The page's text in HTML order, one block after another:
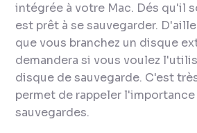
intégrée à votre Mac. Dés qu'il
est prêt à se sauvegarder.
que vous branchez un disque
demandera si vous voulez
disque de sauvegarde. C'est
permet de rappeler l'importance
sauvegardes.